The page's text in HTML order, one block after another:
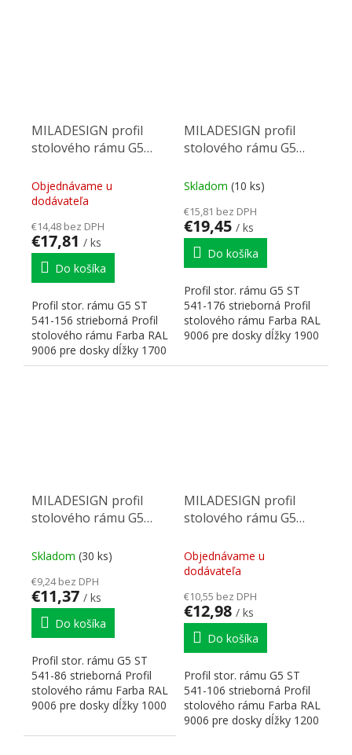
MILADESIGN profil
stolového rámu G5
Objednávame u
dodávateľa
€14,48 bez DPH
€17,81 / ks
Do košíka
Profil stor. rámu G5 ST
541-156 strieborná Profil
stolového rámu Farba RAL
9006 pre dosky dĺžky 1700
mm Rozmery:...
MILADESIGN profil
stolového rámu G5
Skladom (10 ks)
€15,81 bez DPH
€19,45 / ks
Do košíka
Profil stor. rámu G5 ST
541-176 strieborná Profil
stolového rámu Farba RAL
9006 pre dosky dĺžky 1900
MILADESIGN profil
stolového rámu G5
Skladom (30 ks)
€9,24 bez DPH
€11,37 / ks
Do košíka
Profil stor. rámu G5 ST
541-86 strieborná Profil
stolového rámu Farba RAL
9006 pre dosky dĺžky 1000
MILADESIGN profil
stolového rámu G5
Objednávame u
dodávateľa
€10,55 bez DPH
€12,98 / ks
Do košíka
Profil stor. rámu G5 ST
541-106 strieborná Profil
stolového rámu Farba RAL
9006 pre dosky dĺžky 1200